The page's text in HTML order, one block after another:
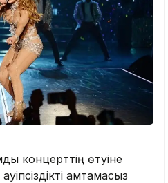
концерттің өтуіне
қамтамасыз